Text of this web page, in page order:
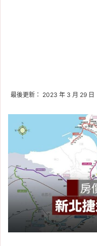
最後更新： 2023 年 3 月 29 日